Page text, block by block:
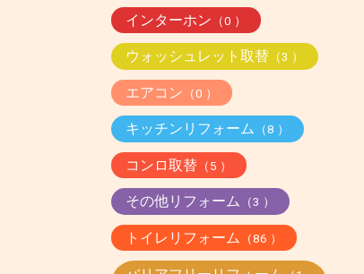
インターホン （0 ）
ウォッシュレット取替（3 ）
エアコン （0 ）
キッチンリフォーム （8 ）
コンロ取替（5 ）
その他リフォーム （3 ）
トイレリフォーム （86 ）